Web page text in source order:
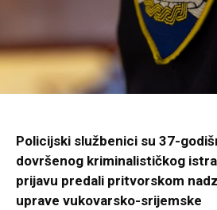
Policijski službenici su 37-
dovršenog kriminalističkog
prijavu predali pritvorskom
uprave vukovarsko-srijemske